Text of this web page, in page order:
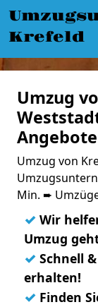
Krefeld
Umzug
Angebote
Umzug von
Min. ➨
✓ Wir
Umzug
✓ Schnell
erhalten!
✓ Finden